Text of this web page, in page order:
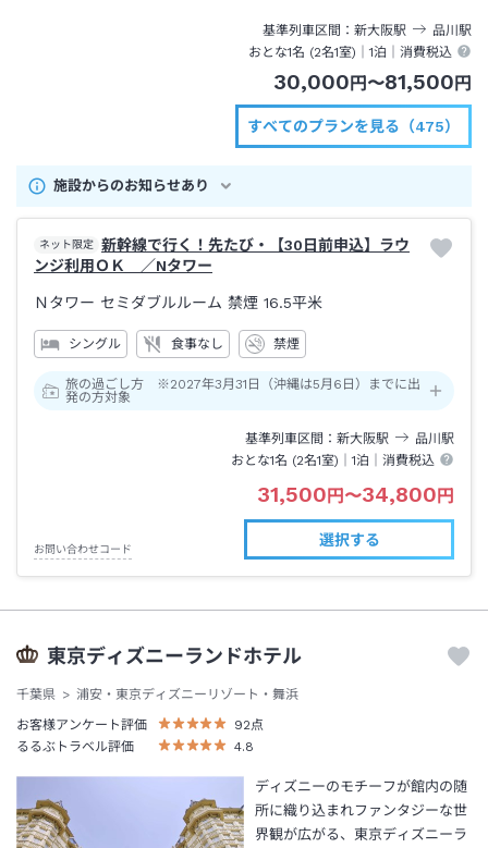
基準列車区間 新大阪駅 品川 駅
おとな1名 (2名1室)｜1泊 ｜消費税込
30,000円〜81,500円
すべてのプランを見る（475）
施設からのお知らせあり
ネット限定
新幹線で行く！先たび・【30日前申込】ラウ
ンジ利用ＯＫ ／Nタワー
Ｎタワー セミダブルルーム 禁煙 16.5平米
シングル 食事なし 禁煙
旅の過ごし方 ※2027年3月31日（沖縄は5月6日）までに出
発の方対象
基準列車区間 新大阪駅 品川 駅
おとな1名 (2名1室)｜1泊 ｜消費税込
31,500 円 〜34,800 円
お問い合わせコード
選択する
東京ディズニーランドホテル
千葉県
浦安・東京ディズニーリゾート・舞浜
お客様アンケート評価
92点
るるぶトラベル評価
4.8
ディズニーのモチーフが館内の随
所に織り込まれファンタジーな世
界観が広がる、東京ディズニーラ